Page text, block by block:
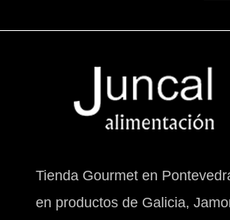
Tienda Gourmet en
en productos de Galicia,